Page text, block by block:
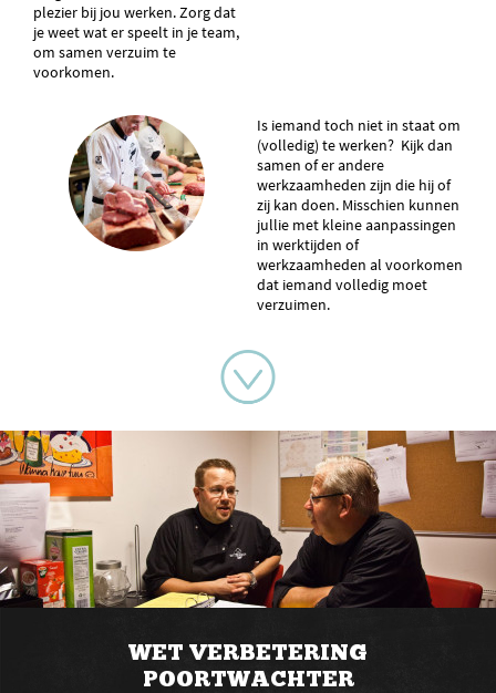
plezier bij jou werken. Zorg dat
je weet wat er speelt in je team,
om samen verzuim te
voorkomen.
Is iemand toch niet in staat om
(volledig) te werken? Kijk dan
samen of er andere
werkzaamheden zijn die hij of
zij kan doen. Misschien kunnen
jullie met kleine aanpassingen
in werktijden of
werkzaamheden al voorkomen
dat iemand volledig moet
verzuimen.
WET VERBETERING
POORTWACHTER